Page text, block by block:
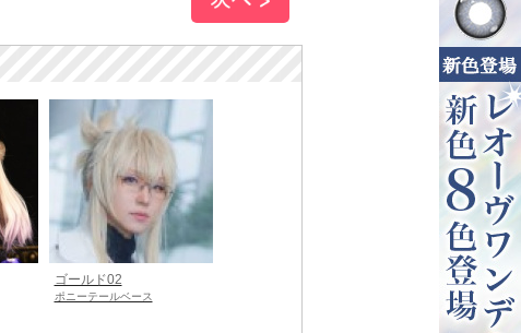
ゴールド02
ポニーテールベース